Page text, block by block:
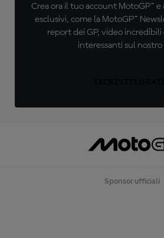
Crea ora il tuo account MotoGP™
esclusivi, come la MotoGP™
report dei GP, video incredibili
interessanti sul nostro
Sponsor ufficiali